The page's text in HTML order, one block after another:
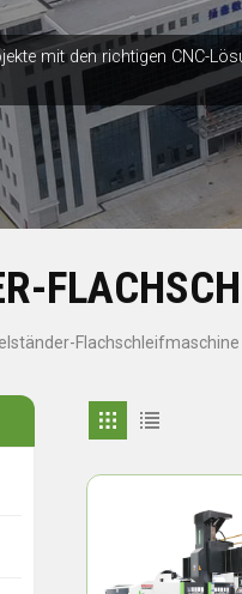
mit den richtigen CNC-
Flachschleifmaschine